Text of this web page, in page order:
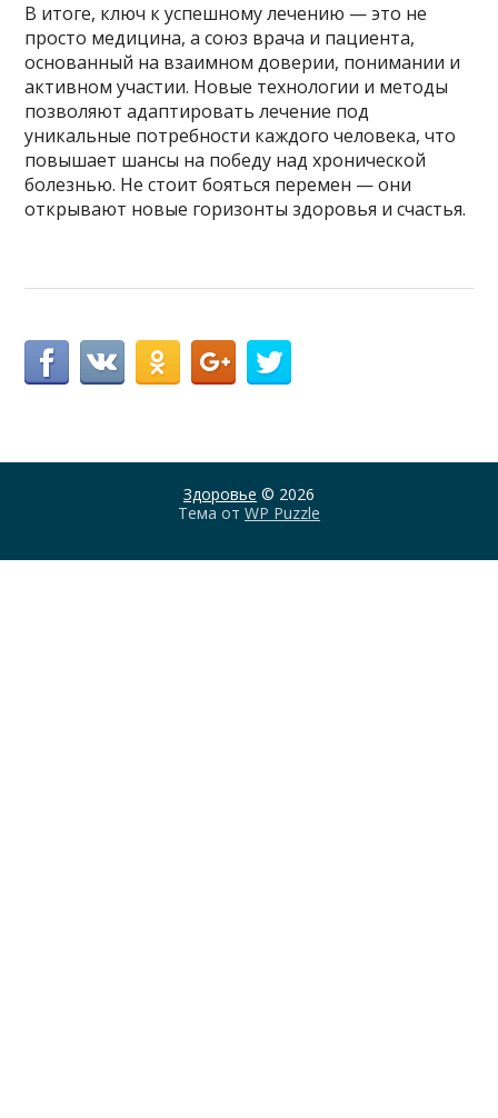
В итоге, ключ к успешному лечению — это не
просто медицина, а союз врача и пациента,
основанный на взаимном доверии, понимании и
активном участии. Новые технологии и методы
позволяют адаптировать лечение под
уникальные потребности каждого человека, что
повышает шансы на победу над хронической
болезнью. Не стоит бояться перемен — они
открывают новые горизонты здоровья и счастья.
Здоровье © 2026
Тема от WP Puzzle